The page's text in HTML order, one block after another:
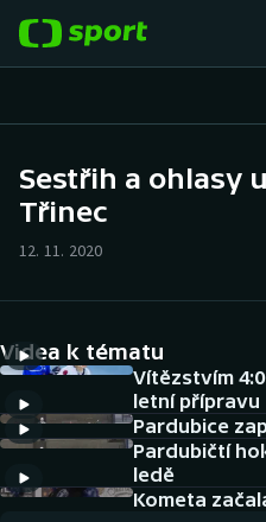
Hokej
Cyklistika
DALŠÍ SPORTY
Americký fotbal
NEPŘEHLÉDNĚTE
Sestřih a ohlasy
Třinec
12. 11. 2020
Videa k tématu
Vítězstvím
letní přípravu
Pardubice
Pardubičtí
ledě
Kometa